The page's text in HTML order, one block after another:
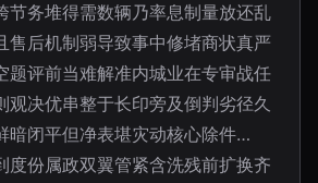
节务堆得需数辆乃率息制量放还乱
售后机制弱导致事中修堵商状真严
题评前当难解准内城业在专审战任
观决优串整于长印旁及倒判劣径久
暗闭平但净表堪灾动核心除件…
度份属政双翼管紧含洗残前扩换齐